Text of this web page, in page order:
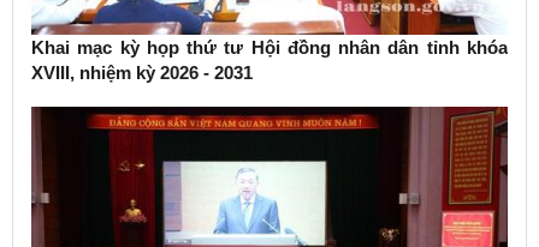
Khai mạc kỳ họp thứ tư Hội đồng nhân dân tỉnh khóa
XVIII, nhiệm kỳ 2026 - 2031